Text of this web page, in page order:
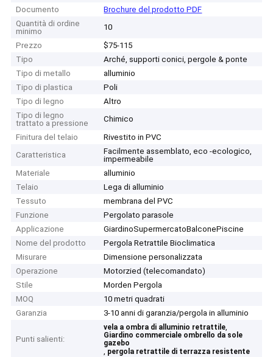
Documento
Brochure del prodotto PDF
Quantità di ordine
minimo
10
Prezzo
$75-115
Tipo
Arché, supporti conici, pergole & ponte
Tipo di metallo
alluminio
Tipo di plastica
Poli
Tipo di legno
Altro
Tipo di legno
trattato a pressione
Chimico
Finitura del telaio
Rivestito in PVC
Caratteristica
Facilmente assemblato, eco -ecologico,
impermeabile
Materiale
alluminio
Telaio
Lega di alluminio
Tessuto
membrana del PVC
Funzione
Pergolato parasole
Applicazione
GiardinoSupermercatoBalconePiscine
Nome del prodotto
Pergola Retrattile Bioclimatica
Misurare
Dimensione personalizzata
Operazione
Motorzied (telecomandato)
Stile
Morden Pergola
MOQ
10 metri quadrati
Garanzia
3-10 anni di garanzia/pergola in alluminio
Punti salienti:
vela a ombra di alluminio retrattile,
Giardino commerciale ombrello da sole
gazebo
, pergola retrattile di terrazza resistente